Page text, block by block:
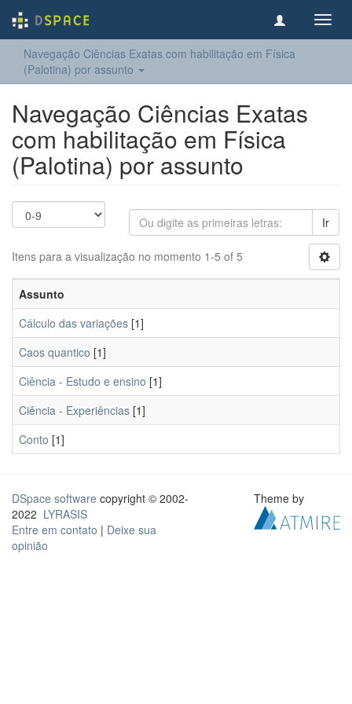
Navegação Ciências Exatas com habilitação em Física
(Palotina) por assunto
Navegação Ciências Exatas
com habilitação em Física
(Palotina) por assunto
Ir
Itens para a visualização no momento 1-5 of 5
Assunto
Cálculo das variações [1]
Caos quantico [1]
Ciência - Estudo e ensino [1]
Ciência - Experiências [1]
Conto [1]
DSpace software copyright © 2002-
2022 LYRASIS
Entre em contato | Deixe sua
opinião
Theme by